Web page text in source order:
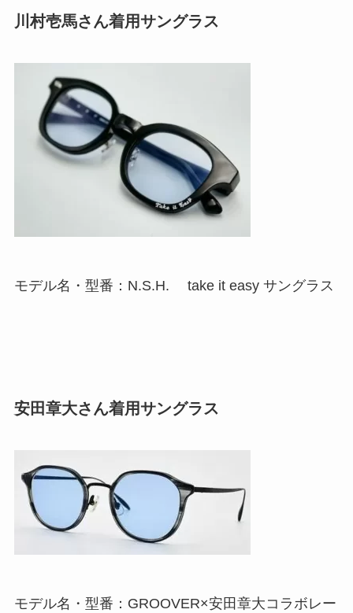
川村壱馬さん着用サングラス
モデル名・型番：N.S.H. take it easy サングラス
安田章大さん着用サングラス
モデル名・型番：GROOVER×安田章大コラボレー